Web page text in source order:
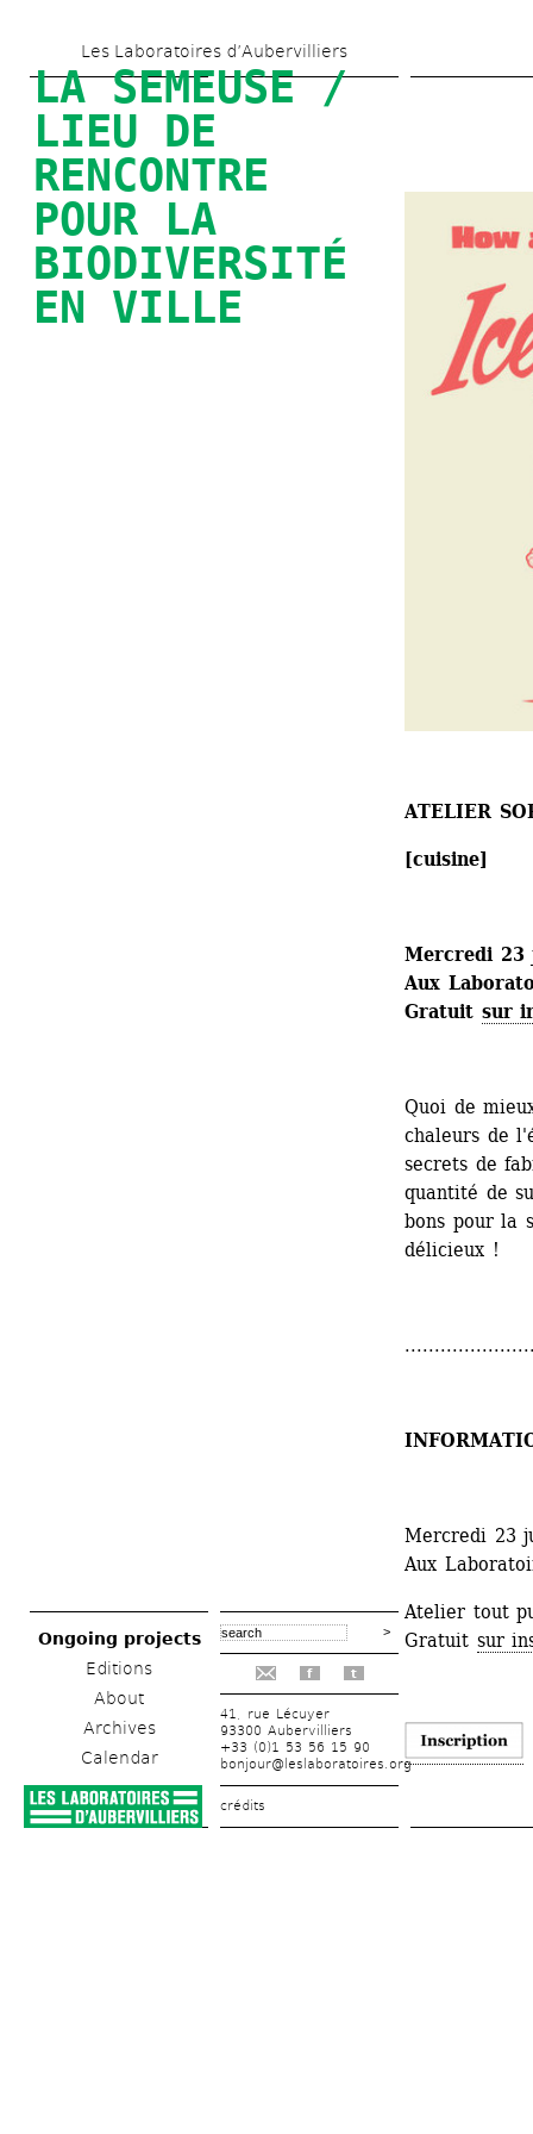
to
main
content
Les Laboratoires d’Aubervilliers
LA SEMEUSE /
LIEU DE
RENCONTRE
POUR LA
BIODIVERSITÉ
EN VILLE
Ongoing projects
Editions
About
Archives
Calendar
f t
41, rue Lécuyer
93300 Aubervilliers
+33 (0)1 53 56 15 90
bonjour@leslaboratoires.org
crédits
ATELIER
[cuisine]
Mercredi 23
Aux
Gratuit sur
Quoi de
chaleurs de
secrets de
quantité de
bons pour la
délicieux !
Mercredi 23
Aux
Atelier tout
Gratuit sur